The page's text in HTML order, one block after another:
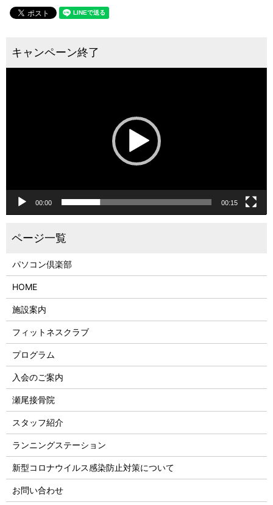
00:00 00:15
パソコン倶楽部
HOME
施設案内
フィットネスクラブ
プログラム
入会のご案内
瀬尾接骨院
スタッフ紹介
ランニングステーション
新型コロナウイルス感染防止対策について
お問い合わせ